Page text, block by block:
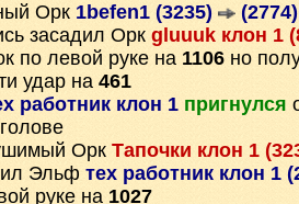
Орк 1befen1 (3235)
(2774)
засадил Орк gluuuk клон 1
по левой руке на 1106 но
удар на 461
работник клон 1 пригнулся
Орк Тапочки клон 1
Эльф тех работник клон 1
руке на 1027